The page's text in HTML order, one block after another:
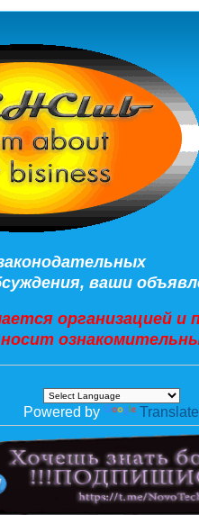
ваши
организацией
Powered by Translate